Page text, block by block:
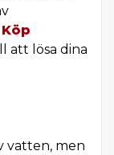
Köp
att lösa dina
vatten, men